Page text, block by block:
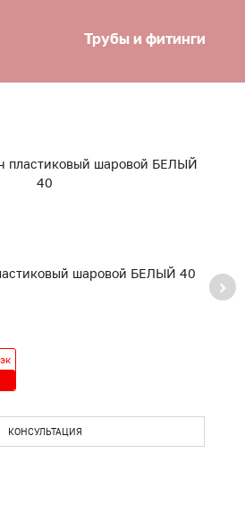
Трубы и фитинги
шаровой БЕЛЫЙ 40
КОНСУЛЬТАЦИЯ